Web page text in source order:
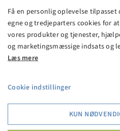
VIS
Billig
Billig Skitøj er en af
Få en personlig oplevelse
egne og tredjeparters cookies for
vores produkter og tjenester,
og marketingsmæssige indsats og
Læs mere
Cookie indstillinger
KUN